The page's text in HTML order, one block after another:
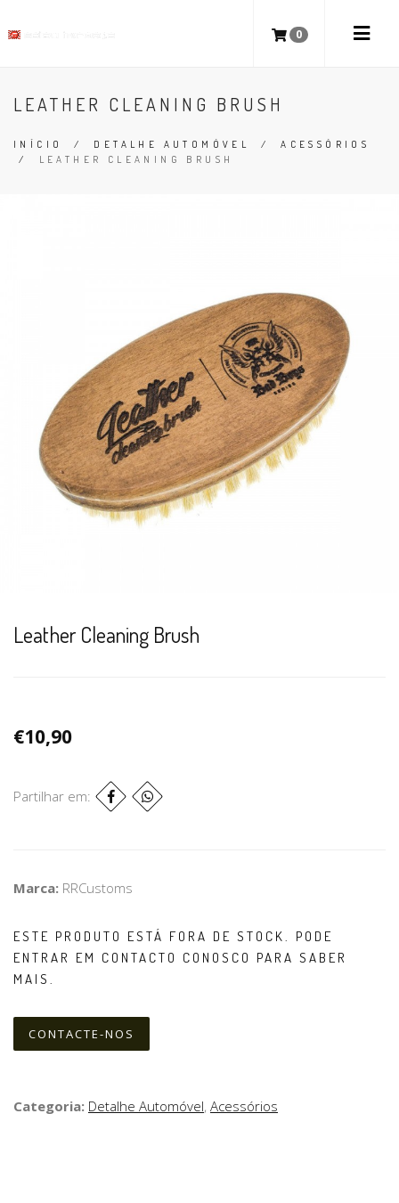
0
LEATHER CLEANING BRUSH
INÍCIO / DETALHE AUTOMÓVEL /ACESSÓRIOS
/ LEATHER CLEANING BRUSH
Leather Cleaning Brush
€10,90
Partilhar em:
Marca: RRCustoms
ESTE PRODUTO ESTÁ FORA DE STOCK. PODE
ENTRAR EM CONTACTO CONOSCO PARA SABER
MAIS.
CONTACTE-NOS
Categoria: Detalhe Automóvel, Acessórios